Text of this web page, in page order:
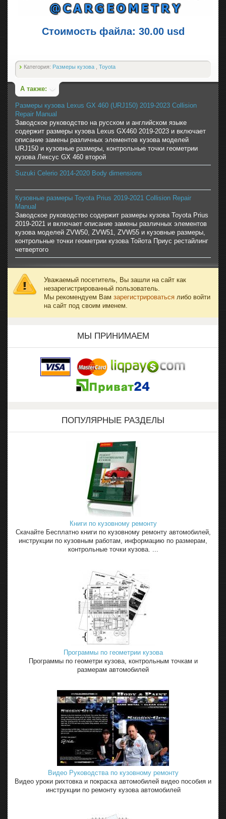
Стоимость файла: 30.00 usd
Категория: Размеры кузова Toyota
А также:
Размеры кузова Lexus GX 460 (URJ150) 2019-2023 Collision
Repair Manual
Заводское руководство на русском и английском языке
содержит размеры кузова Lexus GX460 2019-2023 и включает
описание замены различных элементов кузова моделей
URJ150 и кузовные размеры, контрольные точки геометрии
кузова Лексус GX 460 второй
Suzuki Celerio 2014-2020 Body dimensions
Кузовные размеры Toyota Prius 2019-2021 Collision Repair
Manual
Заводское руководство содержит размеры кузова Toyota Prius
2019-2021 и включает описание замены различных элементов
кузова моделей ZVW50, ZVW51, ZVW55 и кузовные размеры,
контрольные точки геометрии кузова Тойота Приус рестайлинг
четвертого
Уважаемый посетитель, Вы зашли на сайт как
незарегистрированный пользователь.
Мы рекомендуем Вам зарегистрироваться либо войти
на сайт под своим именем.
МЫ ПРИНИМАЕМ
ПОПУЛЯРНЫЕ РАЗДЕЛЫ
Книги по кузовному ремонту
Скачайте Бесплатно книги по кузовному ремонту автомобилей,
инструкции по кузовным работам, информацию по размерам,
контрольные точки кузова. ...
Программы по геометрии кузова
Программы по геометри кузова, контрольным точкам и
размерам автомобилей
Видео Руководства по кузовному ремонту
Видео уроки рихтовка и покраска автомобилей видео пособия и
инструкции по ремонту кузова автомобилей